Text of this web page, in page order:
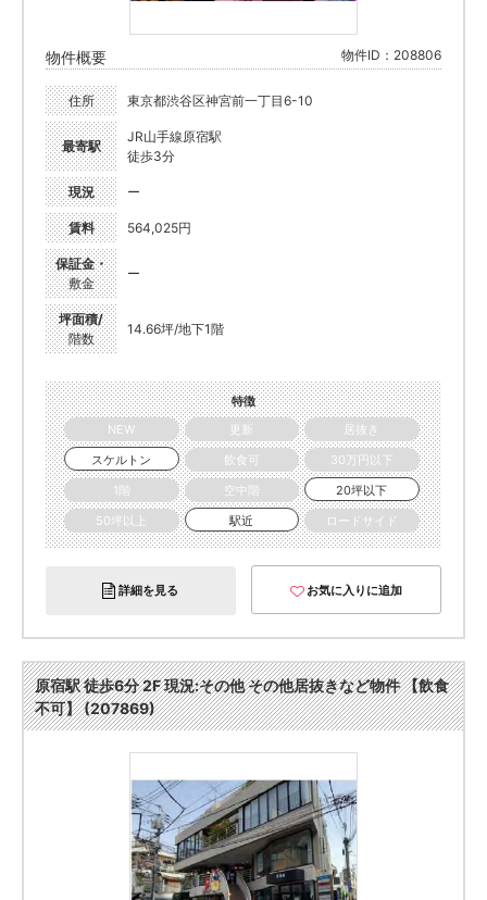
物件概要 物件ID：208806
住所 東京都渋谷区神宮前一丁目6-10
最寄駅
JR山手線原宿駅
徒歩3分
現況 ー
賃料 564,025円
保証金・
敷金
ー
坪面積/
階数
14.66坪/地下1階
特徴
NEW
更新
居抜き
スケルトン
飲食可
30万円以下
1階
空中階
20坪以下
50坪以上
駅近 ロードサイド
詳細を見る お気に入りに追加
原宿駅 徒歩6分 2F 現況:その他 その他居抜きなど物件 【飲食
不可】 (207869)